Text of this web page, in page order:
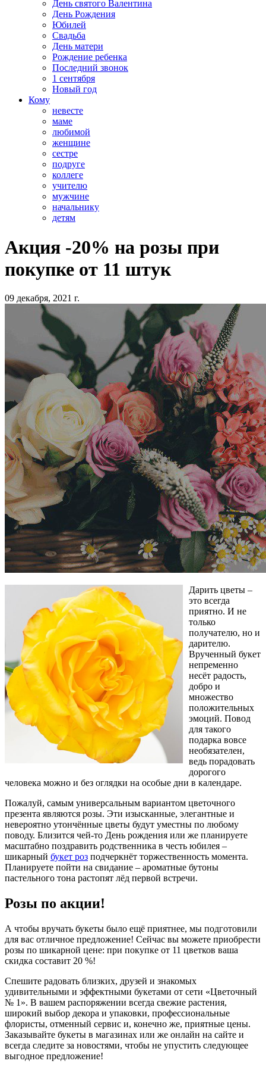
День святого Валентина
День Рождения
Юбилей
Свадьба
День матери
Рождение ребенка
Последний звонок
1 сентября
Новый год
Кому
невесте
маме
любимой
женщине
сестре
подруге
коллеге
учителю
мужчине
начальнику
детям
Акция -20% на розы при
покупке от 11 штук
09 декабря, 2021 г.
Дарить цветы –
это всегда
приятно. И не
только
получателю, но и
дарителю.
Врученный букет
непременно
несёт радость,
добро и
множество
положительных
эмоций. Повод
для такого
подарка вовсе
необязателен,
ведь порадовать
дорогого
человека можно и без оглядки на особые дни в календаре.
Пожалуй, самым универсальным вариантом цветочного
презента являются розы. Эти изысканные, элегантные и
невероятно утончённые цветы будут уместны по любому
поводу. Близится чей-то День рождения или же планируете
масштабно поздравить родственника в честь юбилея –
шикарный букет роз подчеркнёт торжественность момента.
Планируете пойти на свидание – ароматные бутоны
пастельного тона растопят лёд первой встречи.
Розы по акции!
А чтобы вручать букеты было ещё приятнее, мы подготовили
для вас отличное предложение! Сейчас вы можете приобрести
розы по шикарной цене: при покупке от 11 цветков ваша
скидка составит 20 %!
Спешите радовать близких, друзей и знакомых
удивительными и эффектными букетами от сети «Цветочный
№ 1». В вашем распоряжении всегда свежие растения,
широкий выбор декора и упаковки, профессиональные
флористы, отменный сервис и, конечно же, приятные цены.
Заказывайте букеты в магазинах или же онлайн на сайте и
всегда следите за новостями, чтобы не упустить следующее
выгодное предложение!